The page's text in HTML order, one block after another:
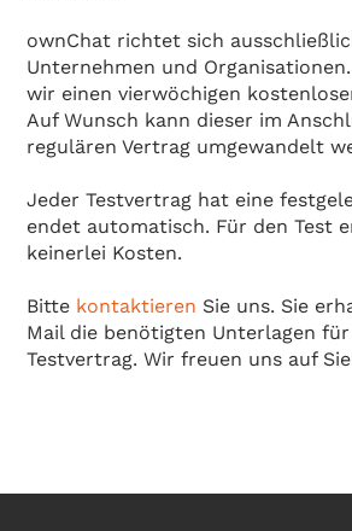
ownChat richtet sich
Unternehmen und
wir einen vierwöchigen
Auf Wunsch kann dieser im
regulären Vertrag umgewandelt
Jeder Testvertrag hat eine
endet automatisch. Für den Test
keinerlei Kosten.
Bitte kontaktieren Sie uns. Sie
Mail die benötigten Unterlagen
Testvertrag. Wir freuen uns auf